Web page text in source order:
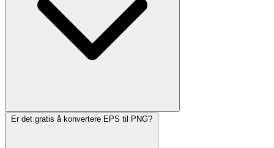
Er det gratis å konvertere EPS til PNG?